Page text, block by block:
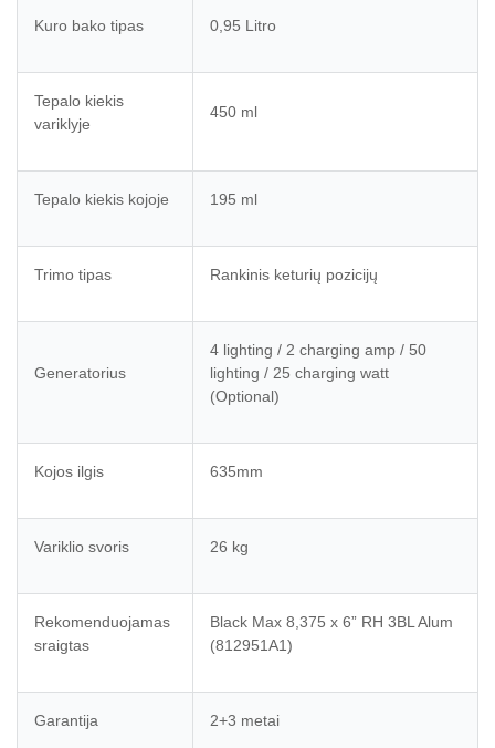
Kuro bako tipas 0,95 Litro
Tepalo kiekis
variklyje
450 ml
Tepalo kiekis kojoje 195 ml
Trimo tipas Rankinis keturių pozicijų
Generatorius
4 lighting / 2 charging amp / 50
lighting / 25 charging watt
(Optional)
Kojos ilgis 635mm
Variklio svoris 26 kg
Rekomenduojamas
sraigtas
Black Max 8,375 x 6” RH 3BL Alum
(812951A1)
Garantija 2+3 metai